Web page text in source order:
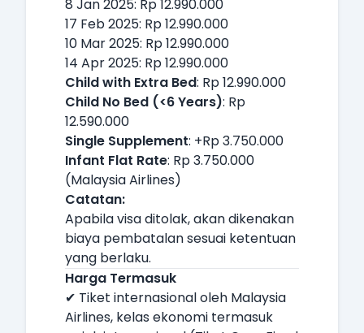
8 Jan 2025: Rp 12.990.000
17 Feb 2025: Rp 12.990.000
10 Mar 2025: Rp 12.990.000
14 Apr 2025: Rp 12.990.000
Child with Extra Bed: Rp 12.990.000
Child No Bed (<6 Years): Rp
12.590.000
Single Supplement: +Rp 3.750.000
Infant Flat Rate: Rp 3.750.000
(Malaysia Airlines)
Catatan:
Apabila visa ditolak, akan dikenakan
biaya pembatalan sesuai ketentuan
yang berlaku.
Harga Termasuk
✔ Tiket internasional oleh Malaysia
Airlines, kelas ekonomi termasuk